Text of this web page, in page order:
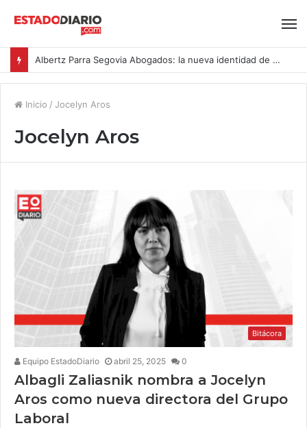
Albertz Parra Segovia Abogados: la nueva identidad de Segovia Consulting
Inicio / Jocelyn Aros
Jocelyn Aros
Bitácora
Equipo EstadoDiario abril 25, 2025 0
Albagli Zaliasnik nombra a Jocelyn
Aros como nueva directora del Grupo
Laboral